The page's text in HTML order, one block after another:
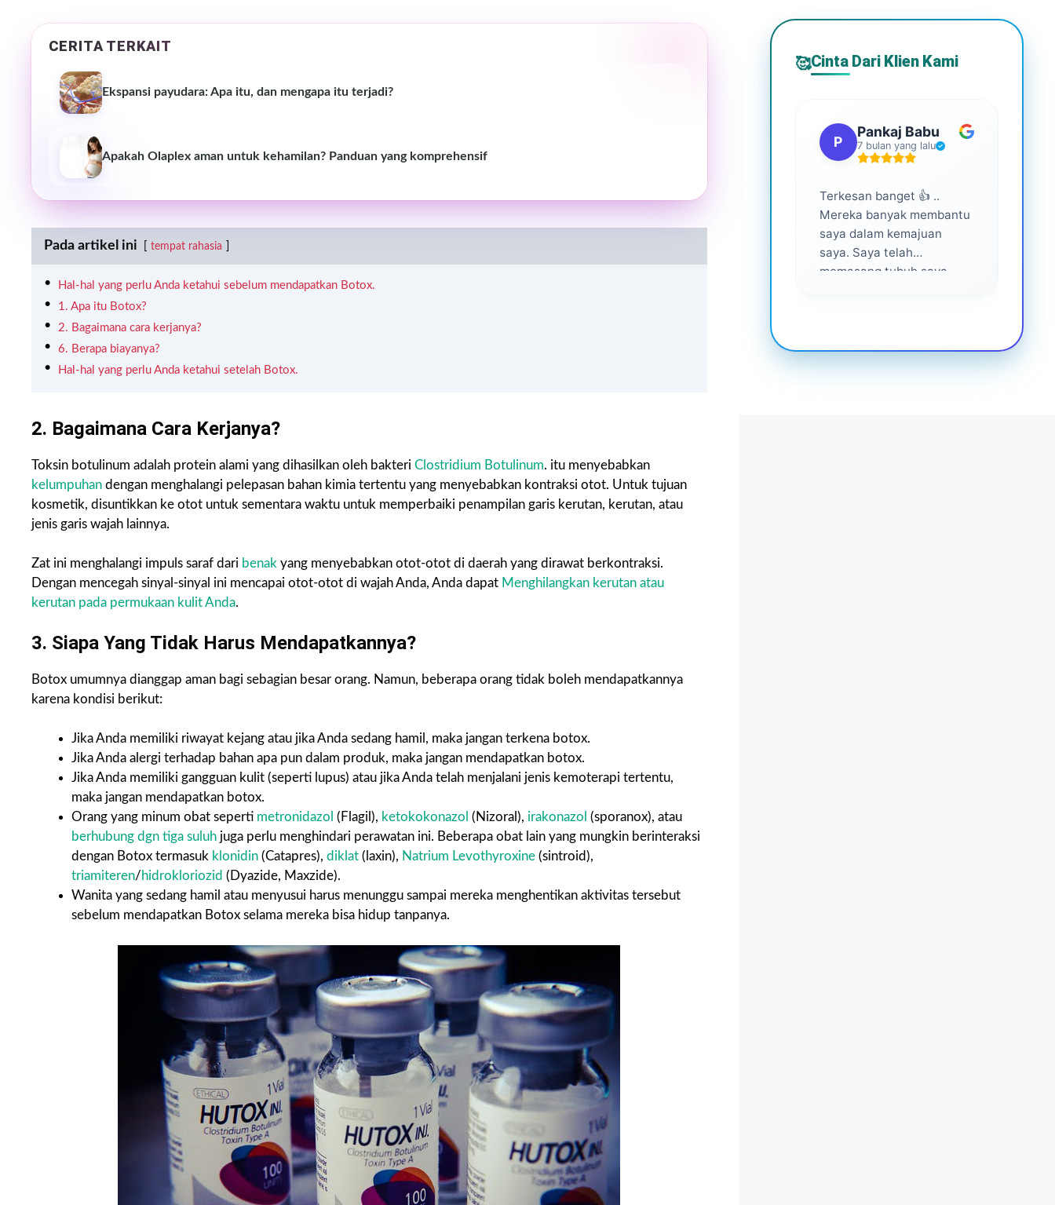
CERITA TERKAIT
Ekspansi payudara: Apa itu, dan mengapa itu terjadi?
Apakah Olaplex aman untuk kehamilan? Panduan yang komprehensif
Pada artikel ini tempat rahasia
Hal-hal yang perlu Anda ketahui sebelum mendapatkan Botox.
1. Apa itu Botox?
2. Bagaimana cara kerjanya?
6. Berapa biayanya?
Hal-hal yang perlu Anda ketahui setelah Botox.
2. Bagaimana Cara Kerjanya?
Toksin botulinum adalah protein alami yang dihasilkan oleh bakteri Clostridium Botulinum. itu menyebabkan
kelumpuhan dengan menghalangi pelepasan bahan kimia tertentu yang menyebabkan kontraksi otot. Untuk tujuan
kosmetik, disuntikkan ke otot untuk sementara waktu untuk memperbaiki penampilan garis kerutan, kerutan, atau
jenis garis wajah lainnya.
Zat ini menghalangi impuls saraf dari benak yang menyebabkan otot-otot di daerah yang dirawat berkontraksi.
Dengan mencegah sinyal-sinyal ini mencapai otot-otot di wajah Anda, Anda dapat Menghilangkan kerutan atau
kerutan pada permukaan kulit Anda.
3. Siapa Yang Tidak Harus Mendapatkannya?
Botox umumnya dianggap aman bagi sebagian besar orang. Namun, beberapa orang tidak boleh mendapatkannya
karena kondisi berikut:
Jika Anda memiliki riwayat kejang atau jika Anda sedang hamil, maka jangan terkena botox.
Jika Anda alergi terhadap bahan apa pun dalam produk, maka jangan mendapatkan botox.
Jika Anda memiliki gangguan kulit (seperti lupus) atau jika Anda telah menjalani jenis kemoterapi tertentu,
maka jangan mendapatkan botox.
Orang yang minum obat seperti metronidazol (Flagil), ketokokonazol (Nizoral), irakonazol (sporanox), atau
berhubung dgn tiga suluh juga perlu menghindari perawatan ini. Beberapa obat lain yang mungkin berinteraksi
dengan Botox termasuk klonidin (Catapres), diklat (laxin), Natrium Levothyroxine (sintroid),
triamiteren/hidrokloriozid (Dyazide, Maxzide).
Wanita yang sedang hamil atau menyusui harus menunggu sampai mereka menghentikan aktivitas tersebut
sebelum mendapatkan Botox selama mereka bisa hidup tanpanya.
🥰Cinta Dari Klien Kami
P
Pankaj Babu
7 bulan yang lalu
Terkesan banget 👍 ..
Mereka banyak membantu
saya dalam kemajuan
saya. Saya telah
memasang tubuh saya
dari mereka 💕